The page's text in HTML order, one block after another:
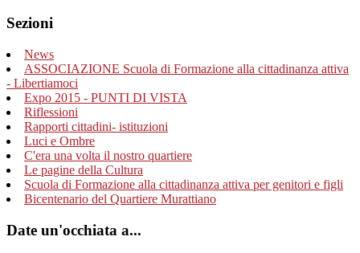
Sezioni
News
ASSOCIAZIONE Scuola di Formazione alla cittadinanza attiva
- Libertiamoci
Expo 2015 - PUNTI DI VISTA
Riflessioni
Rapporti cittadini- istituzioni
Luci e Ombre
C'era una volta il nostro quartiere
Le pagine della Cultura
Scuola di Formazione alla cittadinanza attiva per genitori e figli
Bicentenario del Quartiere Murattiano
Date un'occhiata a...